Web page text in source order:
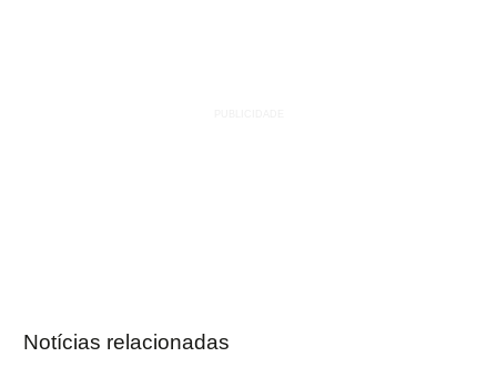
Notícias relacionadas